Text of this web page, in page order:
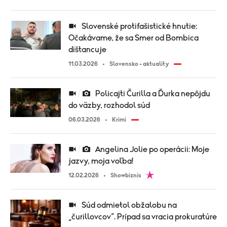
Očakávame, že sa Smer od Bombica
dištancuje
11.03.2026 Slovensko - aktuality
do väzby, rozhodol súd
06.03.2026 Krimi
jazvy, moja voľba!
12.02.2026 Showbiznis
„čurillovcov“. Prípad sa vracia prokuratúre